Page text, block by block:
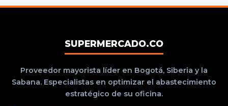
SUPERMERCADO.CO
Proveedor mayorista líder en Bogotá, Siberia y la
Sabana. Especialistas en optimizar el abastecimiento
estratégico de su oficina.